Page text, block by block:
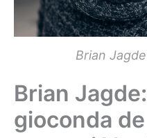
Brian
Brian
gioconda